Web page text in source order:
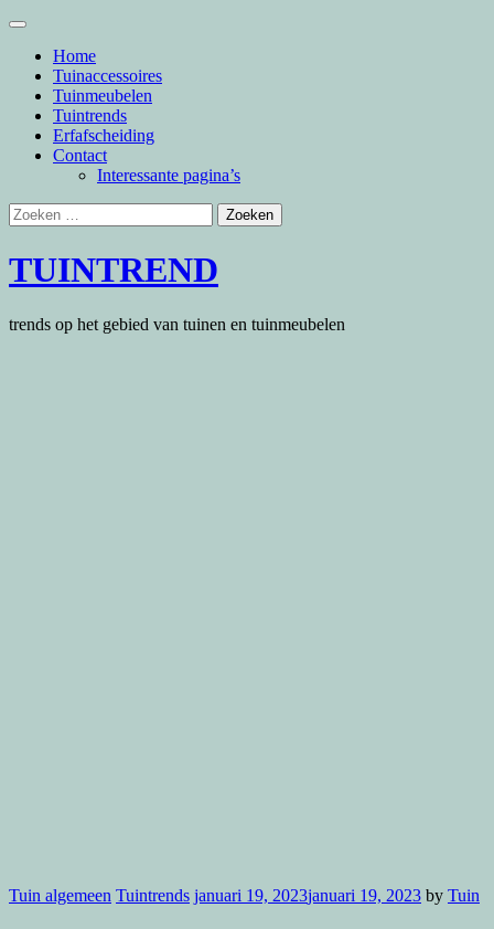
Skip
contentHome
Tuinaccessoires
Tuinmeubelen
Tuintrends
Erfafscheiding
Contact
Interessante pagina’s
Zoeken
naar:
TUINTREND
trends op het gebied van tuinen en tuinmeubelen
Tuin algemeen Tuintrends januari 19, 2023januari 19, 2023 by Tuin